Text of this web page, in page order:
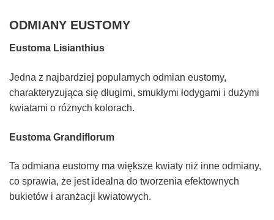
ODMIANY EUSTOMY
Eustoma Lisianthius
Jedna z najbardziej popularnych odmian eustomy,
charakteryzująca się długimi, smukłymi łodygami i dużymi
kwiatami o różnych kolorach.
Eustoma Grandiflorum
Ta odmiana eustomy ma większe kwiaty niż inne odmiany,
co sprawia, że jest idealna do tworzenia efektownych
bukietów i aranżacji kwiatowych.